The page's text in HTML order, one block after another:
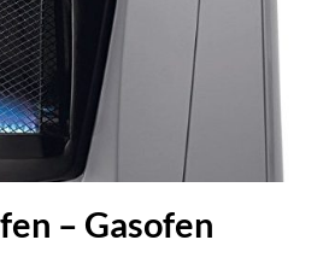
– Gasofen